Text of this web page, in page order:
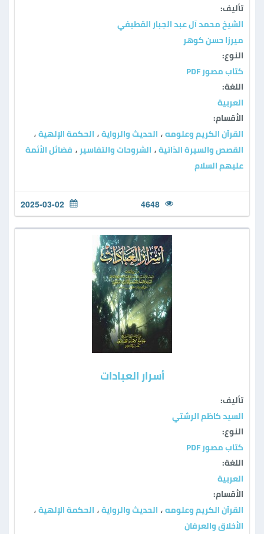
تأليف:
الشيخ محمد آل عبد الجبار القطيفي
ميرزا حسن كوهر
النوع:
كتاب مصور PDF
اللغة:
العربية
الأقسام:
القرآن الكريم وعلومه ، الحديث والرواية ، الحكمة الإلهية ،
القصص والسيرة الذاتية ، الشروحات والتفاسير ، فضائل الأئمة
عليهم السلام
4648
2025-03-02
أسرار العبادات
تأليف:
السيد كاظم الرشتي
النوع:
كتاب مصور PDF
اللغة:
العربية
الأقسام:
القرآن الكريم وعلومه ، الحديث والرواية ، الحكمة الإلهية ،
الأخلاق والعرفان